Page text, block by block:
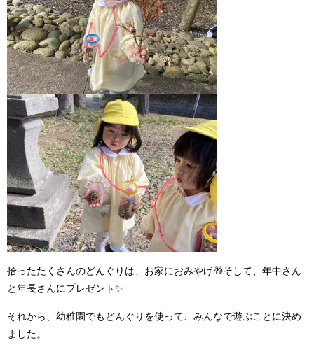
拾ったたくさんのどんぐりは、お家におみやげ🎁そして、年中さん
と年長さんにプレゼント✨
それから、幼稚園でもどんぐりを使って、みんなで遊ぶことに決め
ました。